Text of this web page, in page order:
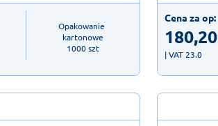
Opakowanie
kartonowe
1000 szt
Cena za op:
180,20
| VAT 23.0